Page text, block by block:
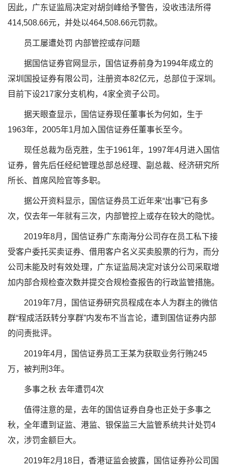
因此，广东证监局决定对胡剑峰给予警告，没收违法所得
414,508.66元，并处以464,508.66元罚款。
员工屡遭处罚 内部管控或存问题
据国信证券官网显示，国信证券前身为1994年成立的
深圳国投证券有限公司，注册资本82亿元，总部位于深圳。
目前下设217家分支机构，4家全资子公司。
据天眼查显示，国信证券现任董事长为何如，生于
1963年，2005年1月加入国信证券任董事长至今。
现任总裁为岳克胜，生于1961年，1997年4月进入国信
证券，曾先后任经纪管理总部总经理、副总裁、经济研究所
所长、首席风险官等多职。
据公开资料显示，国信证券员工近年来“出事”已有多
次，仅去年一年就有三次，内部管控上或存在较大的隐忧。
2019年8月，国信证券广东南海分公司存在员工私下接
受客户委托买卖证券、借用客户名义买卖股票的行为，而分
公司未能及时有效处理，广东证监局决定对该分公司采取增
加内部合规检查次数并提交合规检查报告的行政监管措施。
2019年7月，国信证券研究员程成在本人为群主的微信
群“程成活跃转分享群”内发布不当言论，遭到国信证券内部
的问责批评。
2019年4月，国信证券员工王某为获取业务行贿245
万，被判刑3年。
多事之秋 去年遭罚4次
值得注意的是，去年的国信证券自身也正处于多事之
秋，全年遭到证监、港监、银保监三大监管系统共计处罚4
次，涉罚金额巨大。
2019年2月18日，香港证监会披露，国信证券孙公司国